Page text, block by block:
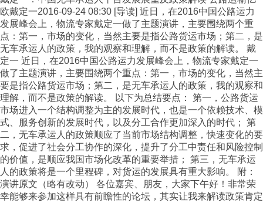
欧戴定一2016-09-24 08:30 [导读] 近日，在2016中国公路运力
发展峰会上，物流专家戴定一做了主题演讲，主要围绕两个重
点：第一，市场的变化，当然主要是指公路货运市场；第二，是
无车承运人的政策，我的观察和理解，而不是政策的解读。 戴
定一 近日，在2016中国公路运力发展峰会上，物流专家戴定一
做了主题演讲，主要围绕两个重点：第一，市场的变化，当然主
要是指公路货运市场；第二，是无车承运人的政策，我的观察和
理解，而不是政策的解读。 以下为总结要点： 第一，公路货运
市场进入一个结构调整为主的发展时代，也是一个依赖技术、模
式、服务创新的发展时代，以及分工合作更加深入的时代； 第
二，无车承运人的政策顺应了当前市场结构调整，快速变化的要
求，促进了社会分工协作的深化，提升了分工中责任和风险控制
的价值，是顺应我国市场化改革的重要举措； 第三，无车承运
人的政策将是一个里程碑，对货运的发展具有重大影响。 附：
演讲原文（略有改动） 各位嘉宾、朋友，大家下午好！非常荣
幸能够来参加这样具有前瞻性的论坛，其实让我来解读政策肯定